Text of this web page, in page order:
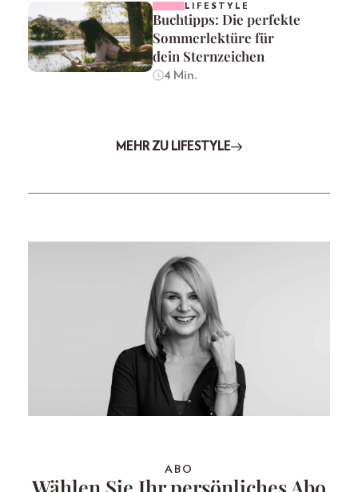
LIFESTYLE
Buchtipps: Die perfekte
Sommerlektüre für
dein Sternzeichen
4 Min.
MEHR ZU LIFESTYLE
ABO
Wählen Sie Ihr persönliches Abo